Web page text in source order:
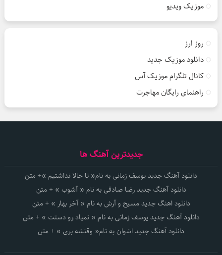
موزیک ویدیو
روز ارز
دانلود موزیک جدید
کانال تلگرام موزیک آس
راهنمای رایگان مهاجرت
جدیدترین آهنگ ها
دانلود آهنگ جدید یوسف زمانی به نام« تا حالا نداشتیم »+ متن
دانلود آهنگ جدید رضا صادقی به نام « آشوب » + متن
دانلود اهنگ جدید مسیح و آرش به نام « آخر بهار » + متن
دانلود آهنگ جدید یوسف زمانی به نام « نمیاد رو دستت » + متن
دانلود آهنگ جدید اشوان به نام« وقتشه بری » + متن